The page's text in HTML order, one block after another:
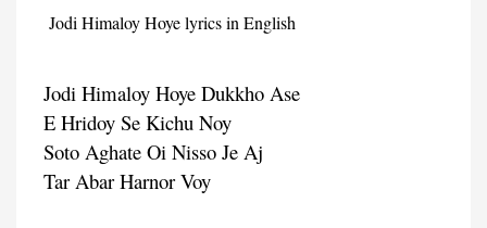
Jodi Himaloy Hoye lyrics in English
Jodi Himaloy Hoye Dukkho Ase
E Hridoy Se Kichu Noy
Soto Aghate Oi Nisso Je Aj
Tar Abar Harnor Voy